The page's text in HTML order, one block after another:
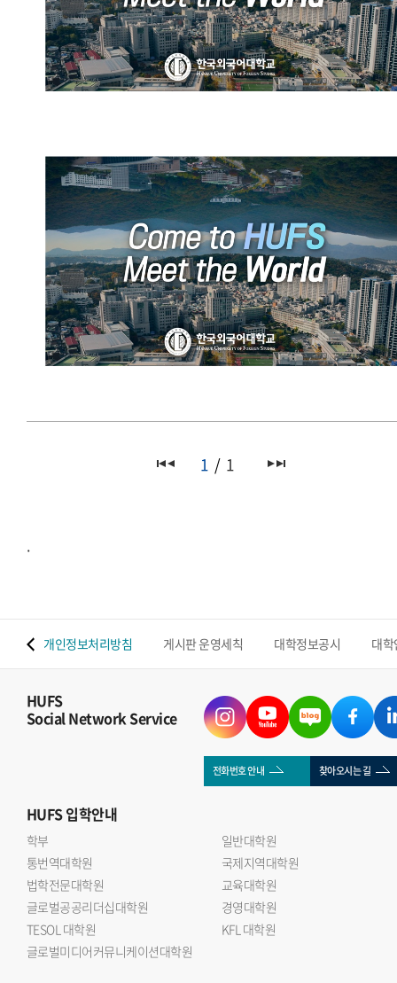
HUFS Official Promotional
Video (Chinese)
1 1
.
개인정보처리방침 게시판 운영세칙 대학정보공시 대
HUFS
Social Network Service
전화번호 안내 찾아오시는 길
HUFS입학안내
학부
일반대학원
통번역대학원
국제지역대학원
법학전문대학원
교육대학원
글로벌공공리더십대학원
경영대학원
TESOL 대학원
KFL 대학원
글로벌미디어커뮤니케이션대학원